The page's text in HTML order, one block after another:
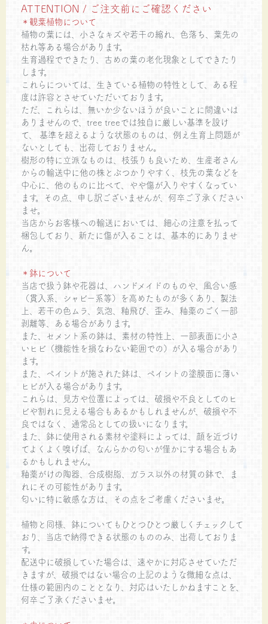
ATTENTION / ご注文前にご確認ください
＊観葉植物について
植物の葉には、小さなキズや若干の縮れ、色落ち、葉先の
枯れ等ある場合があります。
生育過程でできたり、古めの葉の老化現象としてできたり
します。
これらについては、生きている植物の特性として、ある程
度は許容とさせていただいております。
ただ、これらは、無いか少ないほうが良いことに間違いは
ありませんので、tree treeでは独自に厳しい基準を設け
て、 基準を超えるような状態のものは、例え生育上問題が
ないとしても、出荷しておりません。
樹形の特に立派なものは、枝張りも良いため、生産者さん
からの輸送中に他の株とぶつかりやすく、枝先の葉などを
中心に、他のものに比べて、やや傷が入りやすくなってい
ます。その点、申し訳ございませんが、何卒ご了承ください
ませ。
当店からお客様への輸送においては、細心の注意を払って
梱包しており、新たに傷が入ることは、基本的にありませ
ん。
＊鉢について
当店で扱う鉢や花器は、ハンドメイドのものや、風合い感
（貫入系、シャビー系等）を高めたものが多くあり、製法
上、若干の色ムラ、気泡、釉飛び、歪み、釉薬のごく一部
剥離等、ある場合があります。
また、セメント系の鉢は、素材の特性上、一部表面に小さ
いヒビ（機能性を損なわない範囲での）が入る場合があり
ます。
また、ペイントが施された鉢は、ペイントの塗膜面に薄い
ヒビが入る場合があります。
これらは、見方や位置によっては、破損や不良としてのヒ
ビや割れに見える場合もあるかもしれませんが、破損や不
良ではなく、通常品としての扱いになります。
また、鉢に使用される素材や塗料によっては、顔を近づけ
てよくよく嗅げば、なんらかの匂いが僅かにする場合もあ
るかもしれません。
釉薬がけの陶器、合成樹脂、ガラス以外の材質の鉢で、ま
れにその可能性があります。
匂いに特に敏感な方は、その点をご考慮くださいませ。
植物と同様、鉢についてもひとつひとつ厳しくチェックして
おり、当店で納得できる状態のもののみ、出荷しておりま
す。
配送中に破損していた場合は、速やかに対応させていただ
きますが、破損ではない場合の上記のような微細な点は、
仕様の範囲内のこととなり、対応はいたしかねますことを、
何卒ご了承くださいませ。